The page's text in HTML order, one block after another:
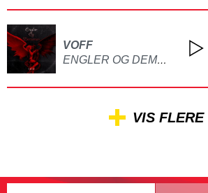
VOFF
ENGLER OG DEMONER
VIS FLERE